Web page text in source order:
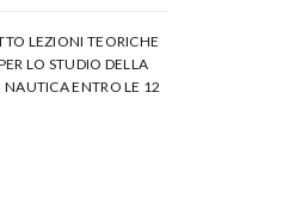
LEZIONI TEORICHE
LO STUDIO DELLA
NAUTICA ENTRO LE 12